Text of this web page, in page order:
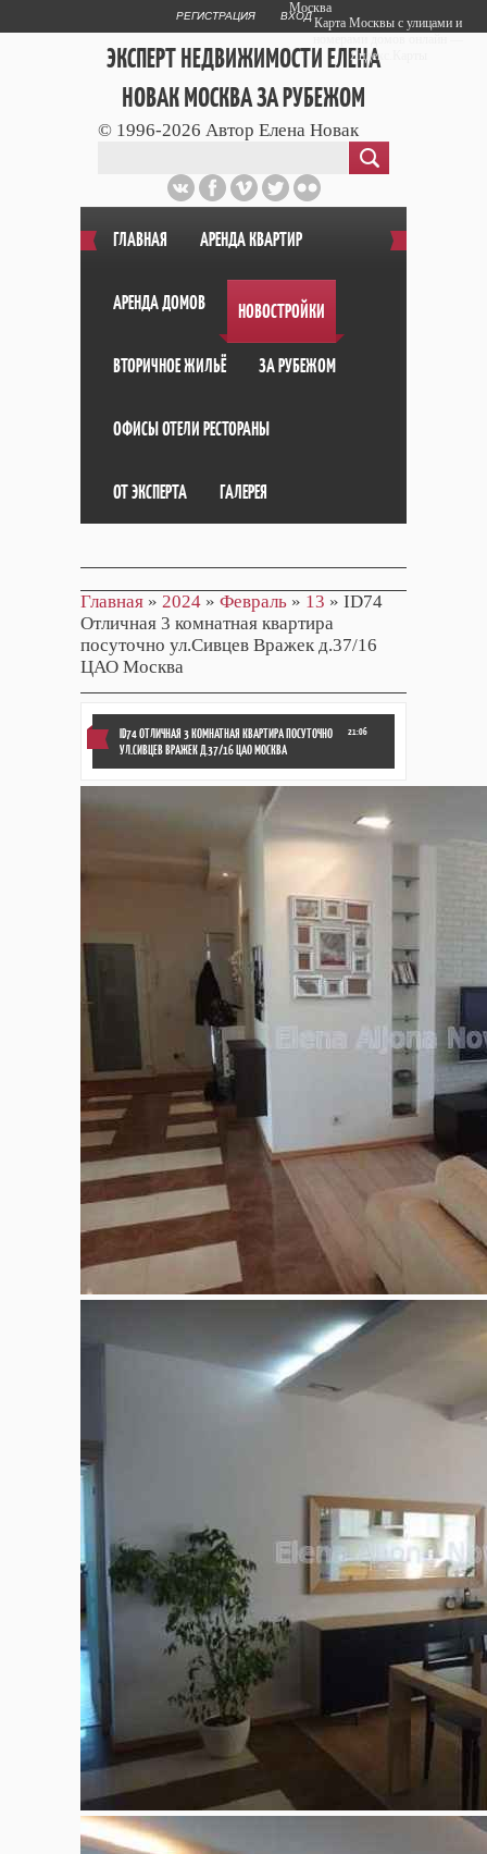
РЕГИСТРАЦИЯ ВХОД
ЭКСПЕРТ НЕДВИЖИМОСТИ ЕЛЕНА
НОВАК МОСКВА ЗА РУБЕЖОМ
Публичный сайт эксперта автора web
© 1996-2026 Автор Елена Новак
ГЛАВНАЯ АРЕНДА КВАРТИР
АРЕНДА ДОМОВ НОВОСТРОЙКИ
ВТОРИЧНОЕ ЖИЛЬЁ ЗА РУБЕЖОМ
ОФИСЫ ОТЕЛИ РЕСТОРАНЫ
ОТ ЭКСПЕРТА ГАЛЕРЕЯ
Главная » 2024 » Февраль » 13 » ID74
Отличная 3 комнатная квартира
посуточно ул.Сивцев Вражек д.37/16
ЦАО Москва
21:06
ID74 ОТЛИЧНАЯ 3 КОМНАТНАЯ КВАРТИРА ПОСУТОЧНО
УЛ.СИВЦЕВ ВРАЖЕК Д.37/16 ЦАО МОСКВА
Москва
Карта Москвы с улицами и
Яндекс.Карты